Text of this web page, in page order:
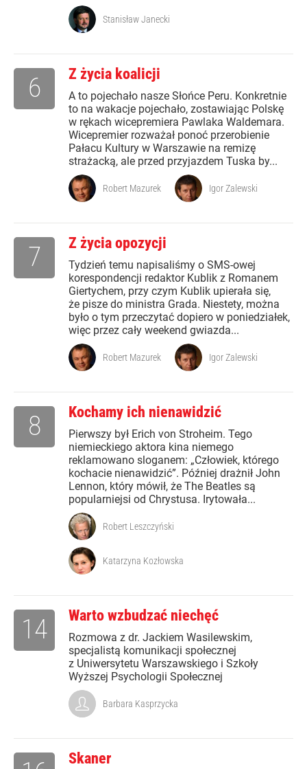
Stanisław Janecki
Z życia koalicji
A to pojechało nasze Słońce Peru. Konkretnie
to na wakacje pojechało, zostawiając Polskę
w rękach wicepremiera Pawlaka Waldemara.
Wicepremier rozważał ponoć przerobienie
Pałacu Kultury w Warszawie na remizę
strażacką, ale przed przyjazdem Tuska by...
6
Robert Mazurek Igor Zalewski
Z życia opozycji
Tydzień temu napisaliśmy o SMS-owej
korespondencji redaktor Kublik z Romanem
Giertychem, przy czym Kublik upierała się,
że pisze do ministra Grada. Niestety, można
było o tym przeczytać dopiero w poniedziałek,
więc przez cały weekend gwiazda...
7
Robert Mazurek Igor Zalewski
Kochamy ich nienawidzić
Pierwszy był Erich von Stroheim. Tego
niemieckiego aktora kina niemego
reklamowano sloganem: „Człowiek, którego
kochacie nienawidzić”. Później drażnił John
Lennon, który mówił, że The Beatles są
popularniejsi od Chrystusa. Irytowała...
8
Robert Leszczyński
Katarzyna Kozłowska
Warto wzbudzać niechęć
Rozmowa z dr. Jackiem Wasilewskim,
specjalistą komunikacji społecznej
z Uniwersytetu Warszawskiego i Szkoły
Wyższej Psychologii Społecznej
14
Barbara Kasprzycka
Skaner